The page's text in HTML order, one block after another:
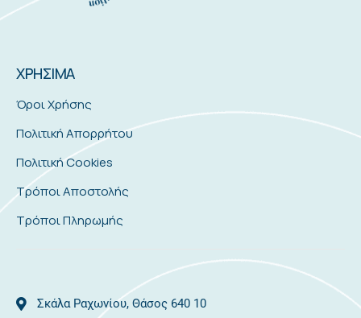
ΧΡΗΣΙΜΑ
Όροι Χρήσης
Πολιτική Απορρήτου
Πολιτική Cookies
Τρόποι Αποστολής
Τρόποι Πληρωμής
Σκάλα Ραχωνίου, Θάσος 640 10